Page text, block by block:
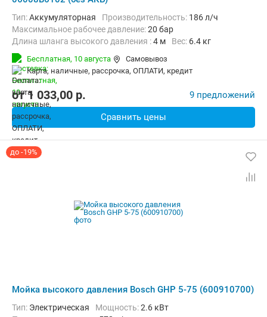
Тип:Аккумуляторная Производительность: 186 л/ч
Максимальное рабочее давление:20 бар
Длина шланга высокого давления :4 м Вес: 6.4 кг
Бесплатная, 10 августа
Самовывоз
карта, наличные, рассрочка, ОПЛАТИ, кредит
от1 033,00 p. 9 предложений
Сравнить цены
до -19%
Мойка высокого давления Bosch GHP 5-75 (600910700)
Тип: Электрическая Мощность:2.6 кВт